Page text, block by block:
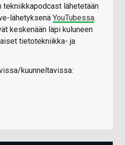
tekniikkapodcast lähetetään
lähetyksenä YouTubessa.
keskenään läpi kuluneen
tietotekniikka- ja
kuunneltavissa: